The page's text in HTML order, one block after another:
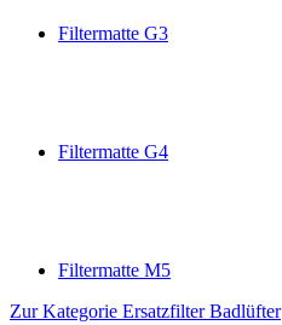
Filtermatte G3
Filtermatte G4
Filtermatte M5
Zur Kategorie Ersatzfilter Badlüfter